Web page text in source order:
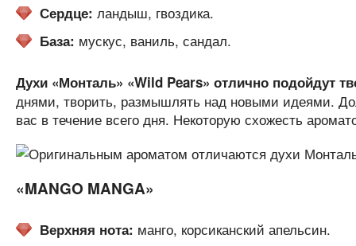
Сердце: ландыш, гвоздика.
База: мускус, ваниль, сандал.
Духи «Монталь» «Wild Pears» отлично подойдут
днями, творить, размышлять над новыми идеями.
вас в течение всего дня. Некоторую схожесть
«MANGO MANGA»
Верхняя нота: манго, корсиканский апельсин.